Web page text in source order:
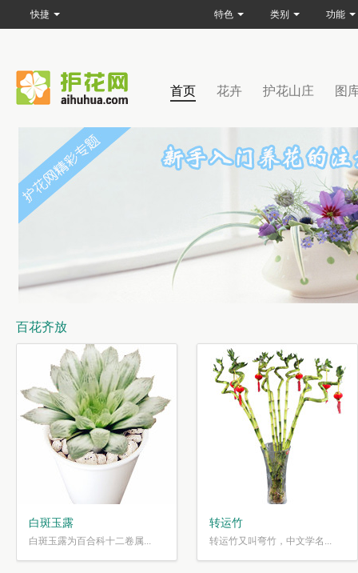
首页 花卉 护花山庄 图
百花齐放
白斑玉露
白斑玉露为百合科十二卷属...
转运竹
转运竹又叫弯竹，中文学名...
快捷 特色 类别 功能